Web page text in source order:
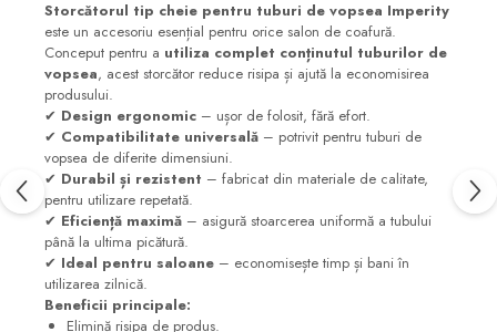
Storcătorul tip cheie pentru tuburi de vopsea Imperity
este un accesoriu esențial pentru orice salon de coafură.
Conceput pentru a utiliza complet conținutul tuburilor de
vopsea, acest storcător reduce risipa și ajută la economisirea
produsului.
✔ Design ergonomic – ușor de folosit, fără efort.
✔ Compatibilitate universală – potrivit pentru tuburi de
vopsea de diferite dimensiuni.
✔ Durabil și rezistent – fabricat din materiale de calitate,
pentru utilizare repetată.
✔ Eficiență maximă – asigură stoarcerea uniformă a tubului
până la ultima picătură.
✔ Ideal pentru saloane – economisește timp și bani în
utilizarea zilnică.
Beneficii principale:
Elimină risipa de produs.